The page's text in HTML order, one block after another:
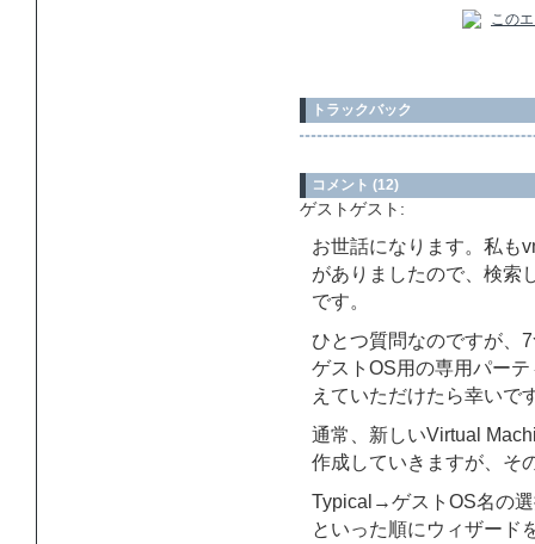
トラックバック
コメント (12)
ゲストゲスト:
お世話になります。私も
がありましたので、検索
です。
ひとつ質問なのですが、
ゲストOS用の専用パー
えていただけたら幸いで
通常、新しいVirtual
作成していきますが、そ
Typical→ゲストOS名の
といった順にウィザード